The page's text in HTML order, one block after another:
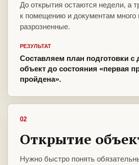
До открытия остаются недели, а
к помещению и документам много
разрозненные.
РЕЗУЛЬТАТ
Составляем план подготовки с
объект до состояния «первая
пройдена».
02
Открытие
Нужно быстро понять